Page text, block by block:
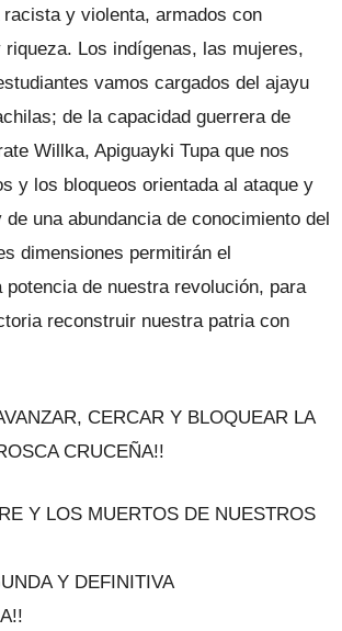
y violenta, armados con
Los indígenas, las mujeres,
vamos cargados del ajayu
de la capacidad guerrera de
Willka, Apiguayki Tupa que nos
y los bloqueos orientada al ataque y
de una abundancia de conocimiento del
dimensiones permitirán el
potencia de nuestra revolución, para
reconstruir nuestra patria con
CERCAR Y BLOQUEAR LA
CRUCEÑA!!
Y LOS MUERTOS DE NUESTROS
Y DEFINITIVA